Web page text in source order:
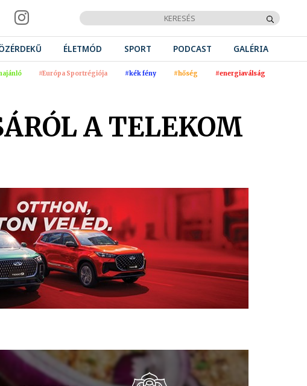
ÉLETMÓD SPORT PODCAST GALÉRIA
#Európa Sportrégiója #kék fény #hőség #energiaválság
A TELEKOM